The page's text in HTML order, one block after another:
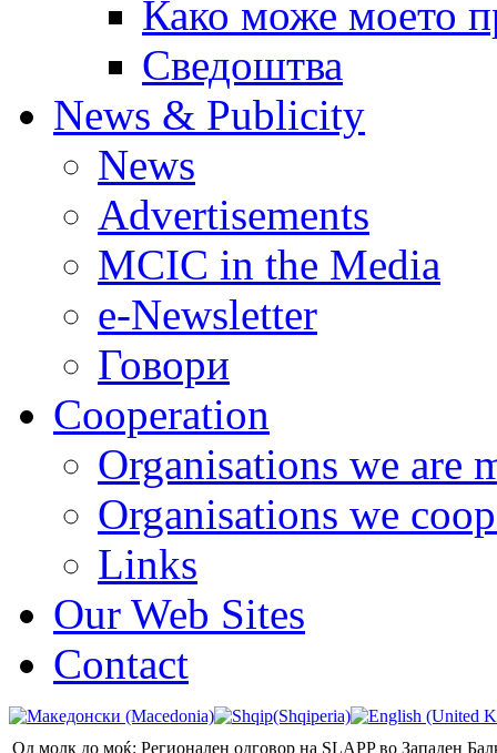
Како може моето
Сведоштва
News & Publicity
News
Advertisements
MCIC in the Media
e-Newsletter
Говори
Cooperation
Organisations we are
Organisations we
Links
Our Web Sites
Contact
Од молк до моќ: Регионален одговор на SLAPP во Западен